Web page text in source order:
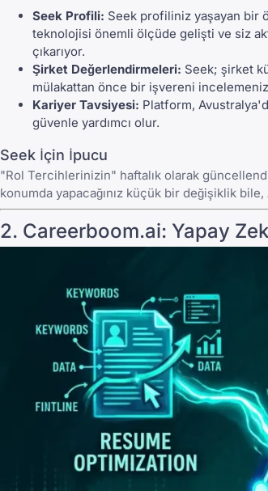
Seek Profili: Seek profiliniz yaşayan bir
teknolojisi önemli ölçüde gelişti ve siz
çıkarıyor.
Şirket Değerlendirmeleri: Seek; şirket
mülakattan önce bir işvereni
Kariyer Tavsiyesi: Platform,
güvenle yardımcı olur.
Seek İçin İpucu
"Rol Tercihlerinizin" haftalık olarak
konumda yapacağınız küçük bir değişiklik bile,
2. Careerboom.ai: Yapay